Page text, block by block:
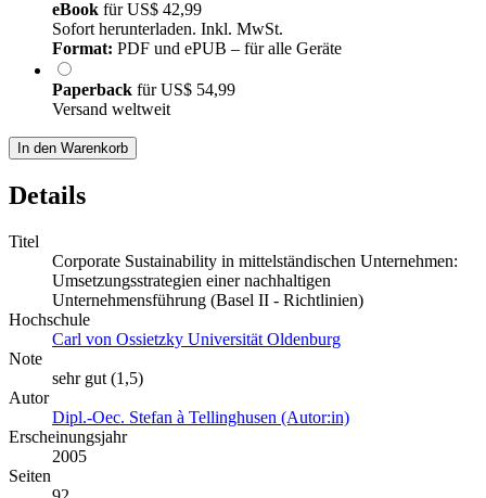
eBook fürUS$ 42,99
Sofort herunterladen. Inkl. MwSt.
Format: PDF und ePUB – für alle Geräte
Paperback fürUS$ 54,99
Versand weltweit
In den Warenkorb
Details
Titel
Corporate Sustainability in mittelständischen Unternehmen:
Umsetzungsstrategien einer nachhaltigen
Unternehmensführung (Basel II - Richtlinien)
Hochschule
Carl von Ossietzky Universität Oldenburg
Note
sehr gut (1,5)
Autor
Dipl.-Oec. Stefan à Tellinghusen (Autor:in)
Erscheinungsjahr
2005
Seiten